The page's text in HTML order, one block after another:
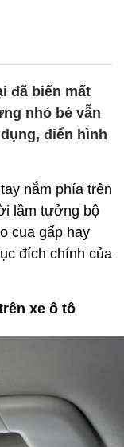
đã biến mất
nhỏ bé vẫn
điển hình
nắm phía trên
lầm tưởng bộ
cua gấp hay
đích chính của
xe ô tô